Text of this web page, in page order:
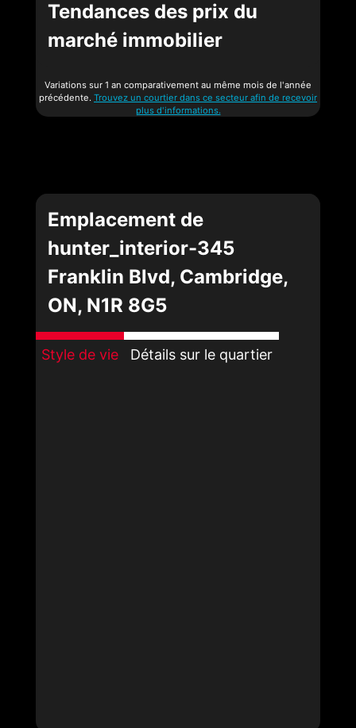
Tendances des prix du
marché immobilier
Variations sur 1 an comparativement au même mois de l'année
précédente. Trouvez un courtier dans ce secteur afin de recevoir
plus d'informations.
Emplacement de
hunter_interior-345
Franklin Blvd, Cambridge,
ON, N1R 8G5
Style de vie Détails sur le quartier